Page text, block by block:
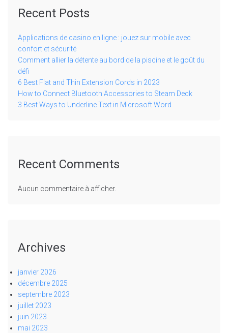
Recent Posts
Applications de casino en ligne : jouez sur mobile avec
confort et sécurité
Comment allier la détente au bord de la piscine et le goût du
défi
6 Best Flat and Thin Extension Cords in 2023
How to Connect Bluetooth Accessories to Steam Deck
3 Best Ways to Underline Text in Microsoft Word
Recent Comments
Aucun commentaire à afficher.
Archives
janvier 2026
décembre 2025
septembre 2023
juillet 2023
juin 2023
mai 2023